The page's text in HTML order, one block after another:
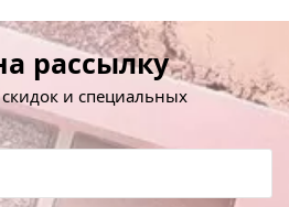
рассылку
и специальных